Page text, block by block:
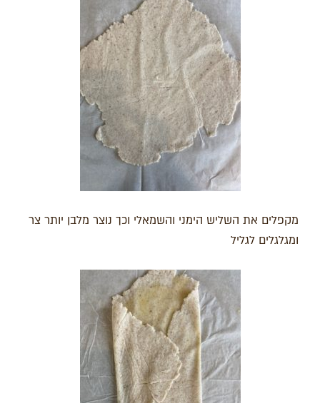
מקפלים את השליש הימני והשמאלי וכך נוצר מלבן יותר צר
ומגלגלים לגליל